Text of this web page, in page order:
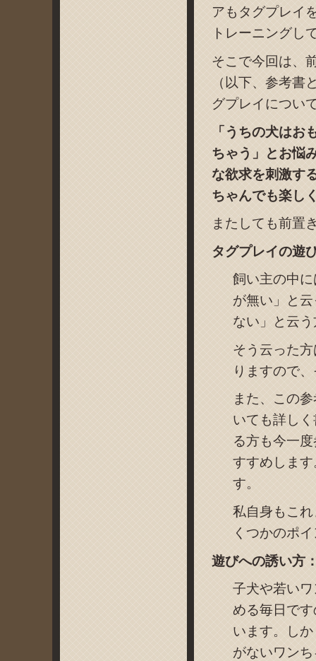
アもタグプレイ
トレーニングし
そこで今回は、
（以下、参考書
グプレイについ
「うちの犬はお
ちゃう」とお悩
な欲求を刺激す
ちゃんでも楽し
またしても前置
タグプレイの遊
飼い主の中
が無い」と
ない」と云
そう云った
りますので
また、この
いても詳し
る方も今一
すすめしま
す。
私自身もこ
くつかのポ
遊びへの誘い方
子犬や若い
める毎日で
います。し
がないワン